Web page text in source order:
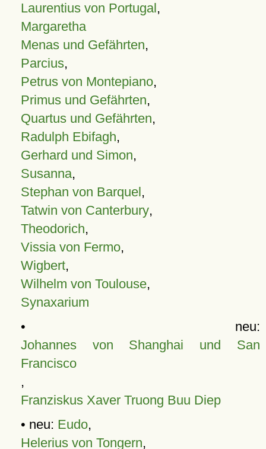
Laurentius von Portugal,
Margaretha
Menas und Gefährten,
Parcius,
Petrus von Montepiano,
Primus und Gefährten,
Quartus und Gefährten,
Radulph Ebifagh,
Gerhard und Simon,
Susanna,
Stephan von Barquel,
Tatwin von Canterbury,
Theodorich,
Vissia von Fermo,
Wigbert,
Wilhelm von Toulouse,
Synaxarium
• neu:
Johannes von Shanghai und San
Francisco
,
Franziskus Xaver Truong Buu Diep
• neu: Eudo,
Helerius von Tongern,